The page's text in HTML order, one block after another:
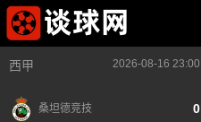
西甲 2026-08-16 23:00
桑坦德竞技 0